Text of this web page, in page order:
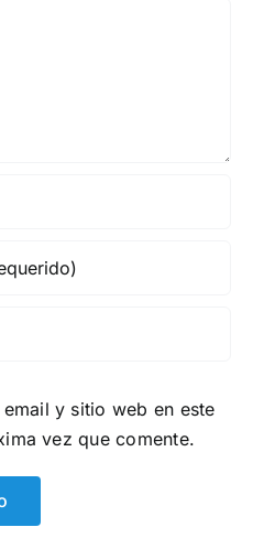
y sitio web en este
vez que comente.